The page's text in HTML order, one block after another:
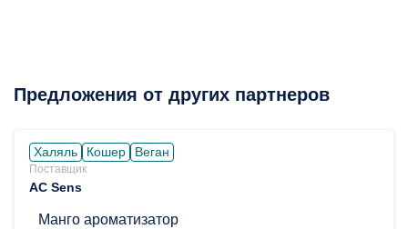
Предложения от других партнеров
Халяль Кошер Веган
Поставщик
AC Sens
Манго ароматизатор